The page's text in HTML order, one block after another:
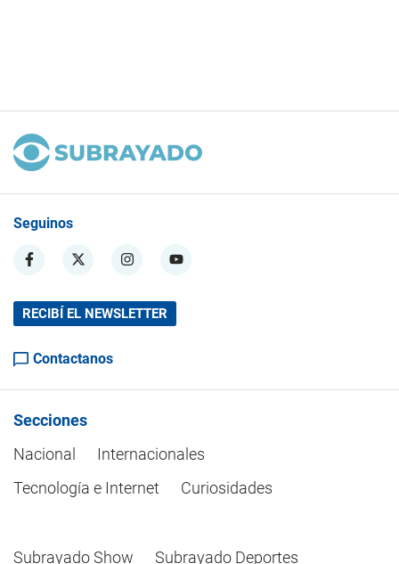
Seguinos
RECIBÍ EL NEWSLETTER
Contactanos
Secciones
Nacional
Internacionales
Tecnología e Internet
Curiosidades
Subrayado Show Subrayado Deportes